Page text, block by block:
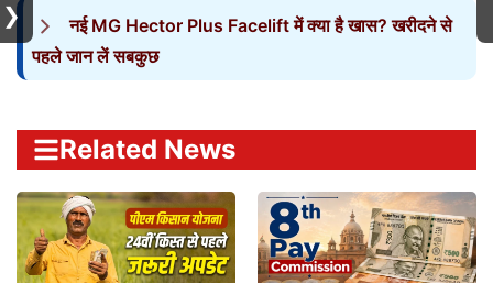
नई MG Hector Plus Facelift में क्या है खास? खरीदने से
पहले जान लें सबकुछ
Related News
❯